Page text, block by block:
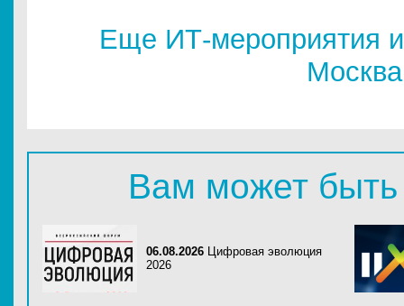
Еще ИТ-мероприятия
Москва
Вам может быть
06.08.2026 Цифровая эволюция
2026